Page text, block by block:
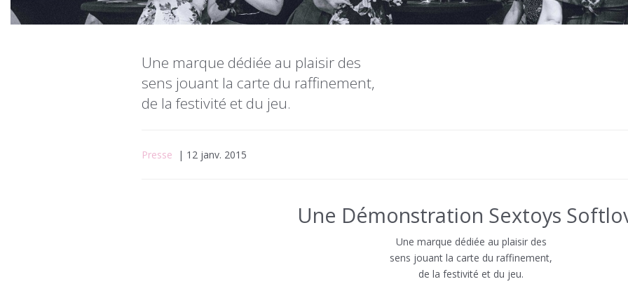
Une marque dédiée au plaisir des
sens jouant la carte du raffinement,
de la festivité et du jeu.
Presse | 12 janv. 2015
Une Démonstration Sextoys
Une marque dédiée au plaisir des
sens jouant la carte du raffinement,
de la festivité et du jeu.